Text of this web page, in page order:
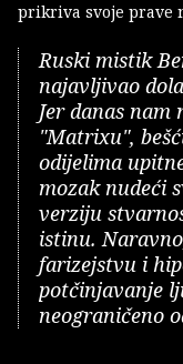
prikriva svoje prave
Ruski mistik
najavljivao
Jer danas nam
"Matrixu",
odijelima
mozak nudeći
verziju
istinu.
farizejstvu i
potčinjavanje
neograničeno